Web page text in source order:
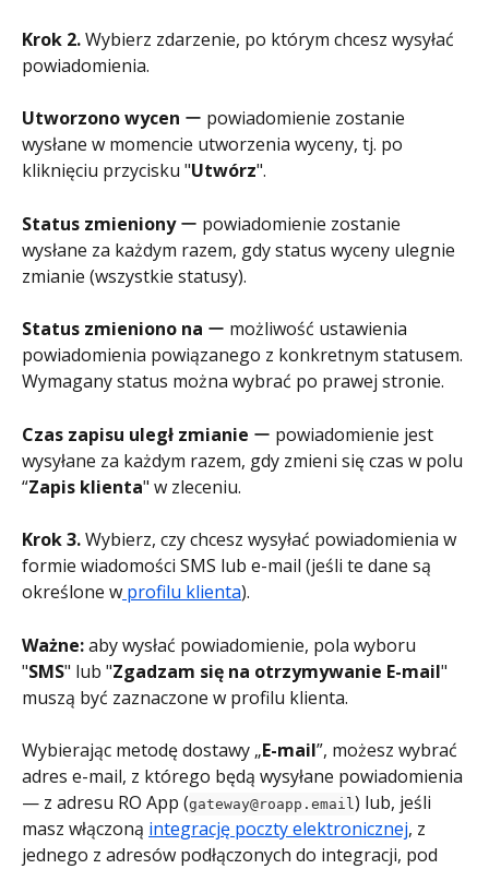
Krok 2. Wybierz zdarzenie, po którym chcesz wysyłać
powiadomienia.
Utworzono wycen ー powiadomienie zostanie
wysłane w momencie utworzenia wyceny, tj. po
kliknięciu przycisku "Utwórz".
Status zmieniony ー powiadomienie zostanie
wysłane za każdym razem, gdy status wyceny ulegnie
zmianie (wszystkie statusy).
Status zmieniono na ー możliwość ustawienia
powiadomienia powiązanego z konkretnym statusem.
Wymagany status można wybrać po prawej stronie.
Czas zapisu uległ zmianie ー powiadomienie jest
wysyłane za każdym razem, gdy zmieni się czas w polu
“Zapis klienta" w zleceniu.
Krok 3. Wybierz, czy chcesz wysyłać powiadomienia w
formie wiadomości SMS lub e-mail (jeśli te dane są
określone w profilu klienta).
Ważne: aby wysłać powiadomienie, pola wyboru
"SMS" lub "Zgadzam się na otrzymywanie E-mail"
muszą być zaznaczone w profilu klienta.
Wybierając metodę dostawy „E-mail”, możesz wybrać
adres e-mail, z którego będą wysyłane powiadomienia
— z adresu RO App (gateway@roapp.email) lub, jeśli
masz włączoną integrację poczty elektronicznej, z
jednego z adresów podłączonych do integracji, pod